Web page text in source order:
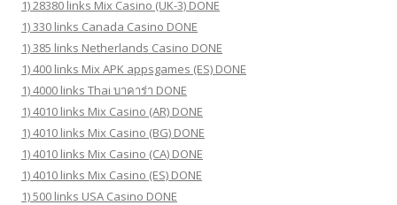
1) 28380 links Mix Casino (UK-3) DONE
1) 330 links Canada Casino DONE
1) 385 links Netherlands Casino DONE
1) 400 links Mix APK appsgames (ES) DONE
1) 4000 links Thai บาคาร่า DONE
1) 4010 links Mix Casino (AR) DONE
1) 4010 links Mix Casino (BG) DONE
1) 4010 links Mix Casino (CA) DONE
1) 4010 links Mix Casino (ES) DONE
1) 500 links USA Casino DONE